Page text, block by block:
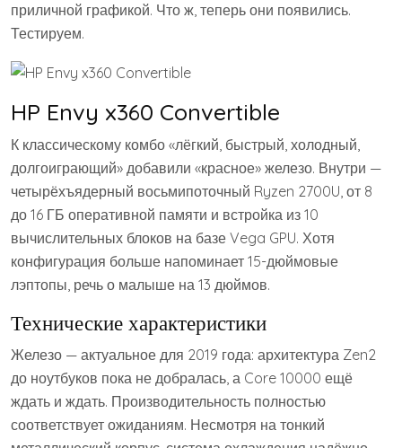
приличной графикой. Что ж, теперь они появились.
Тестируем.
HP Envy x360 Convertible
К классическому комбо «лёгкий, быстрый, холодный,
долгоиграющий» добавили «красное» железо. Внутри —
четырёхъядерный восьмипоточный Ryzen 2700U, от 8
до 16 ГБ оперативной памяти и встройка из 10
вычислительных блоков на базе Vega GPU. Хотя
конфигурация больше напоминает 15-дюймовые
лэптопы, речь о малыше на 13 дюймов.
Технические характеристики
Железо — актуальное для 2019 года: архитектура Zen2
до ноутбуков пока не добралась, а Core 10000 ещё
ждать и ждать. Производительность полностью
соответствует ожиданиям. Несмотря на тонкий